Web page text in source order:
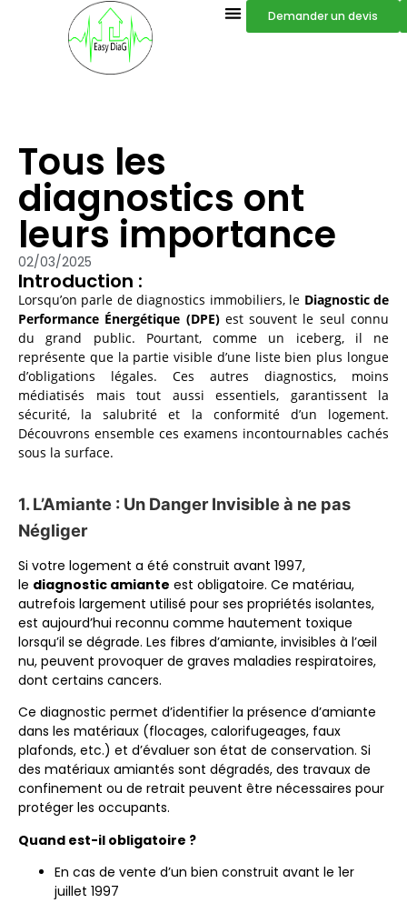
Demander un devis
Tous les
diagnostics ont
leurs importance
02/03/2025
Introduction :
Lorsqu’on parle de diagnostics immobiliers, le Diagnostic de
Performance Énergétique (DPE)est souvent le seul connu
du grand public. Pourtant, comme un iceberg, il ne
représente que la partie visible d’une liste bien plus longue
d’obligations légales. Ces autres diagnostics, moins
médiatisés mais tout aussi essentiels, garantissent la
sécurité, la salubrité et la conformité d’un logement.
Découvrons ensemble ces examens incontournables cachés
sous la surface.
1. L’Amiante : Un Danger Invisible à ne pas
Négliger
Si votre logement a été construit avant 1997,
le diagnostic amiante est obligatoire. Ce matériau,
autrefois largement utilisé pour ses propriétés isolantes,
est aujourd’hui reconnu comme hautement toxique
lorsqu’il se dégrade. Les fibres d’amiante, invisibles à l’œil
nu, peuvent provoquer de graves maladies respiratoires,
dont certains cancers.
Ce diagnostic permet d’identifier la présence d’amiante
dans les matériaux (flocages, calorifugeages, faux
plafonds, etc.) et d’évaluer son état de conservation. Si
des matériaux amiantés sont dégradés, des travaux de
confinement ou de retrait peuvent être nécessaires pour
protéger les occupants.
Quand est-il obligatoire ?
En cas de vente d’un bien construit avant le 1er
juillet 1997